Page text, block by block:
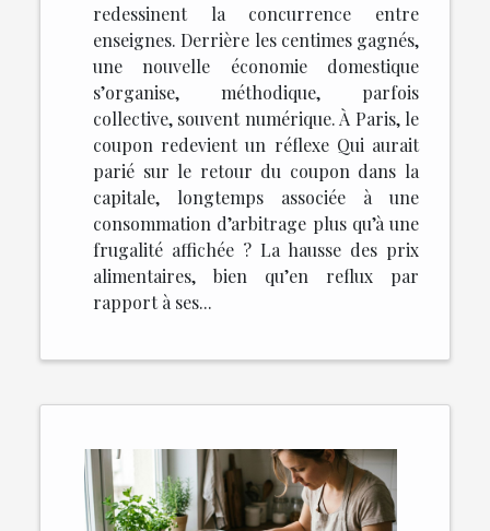
redessinent la concurrence entre
enseignes. Derrière les centimes gagnés,
une nouvelle économie domestique
s’organise, méthodique, parfois
collective, souvent numérique. À Paris, le
coupon redevient un réflexe Qui aurait
parié sur le retour du coupon dans la
capitale, longtemps associée à une
consommation d’arbitrage plus qu’à une
frugalité affichée ? La hausse des prix
alimentaires, bien qu’en reflux par
rapport à ses...